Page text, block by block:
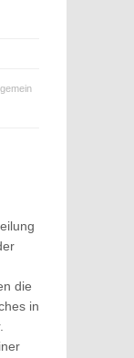
die
in